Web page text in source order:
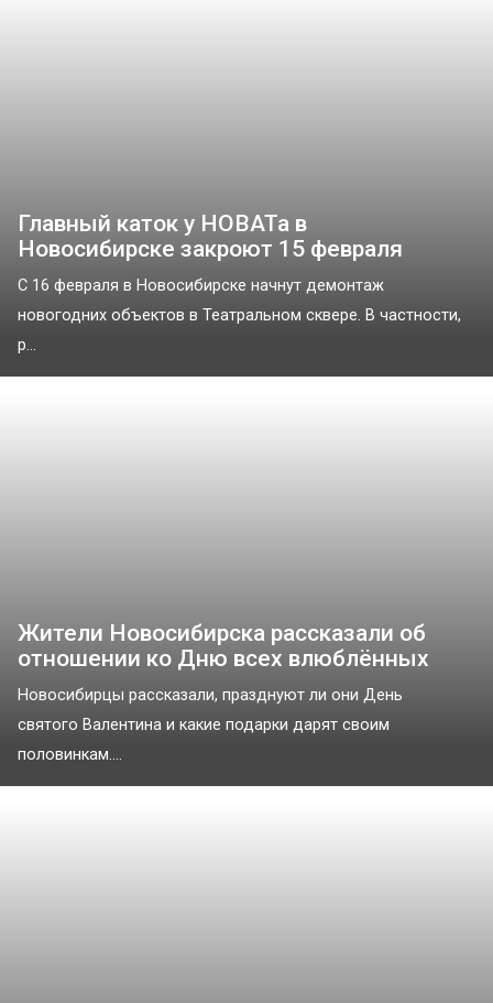
Главный каток у НОВАТа в
Новосибирске закроют 15 февраля
С 16 февраля в Новосибирске начнут демонтаж
новогодних объектов в Театральном сквере. В частности,
р...
Жители Новосибирска рассказали об
отношении ко Дню всех влюблённых
Новосибирцы рассказали, празднуют ли они День
святого Валентина и какие подарки дарят своим
половинкам....